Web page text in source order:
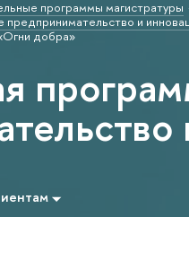
программы магистратуры
и
добра»